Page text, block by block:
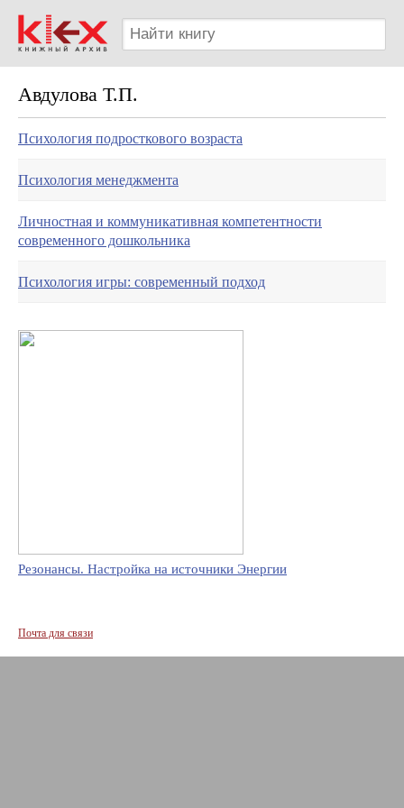
Авдулова Т.П.
Психология подросткового возраста
Психология менеджмента
Личностная и коммуникативная компетентности
современного дошкольника
Психология игры: современный подход
Резонансы. Настройка на источники Энергии
Почта для связи